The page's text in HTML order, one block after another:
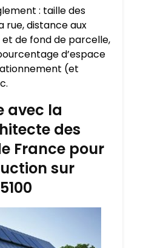
: taille des
rue, distance aux
de fond de parcelle,
d’espace
(et
avec la
des
France pour
sur